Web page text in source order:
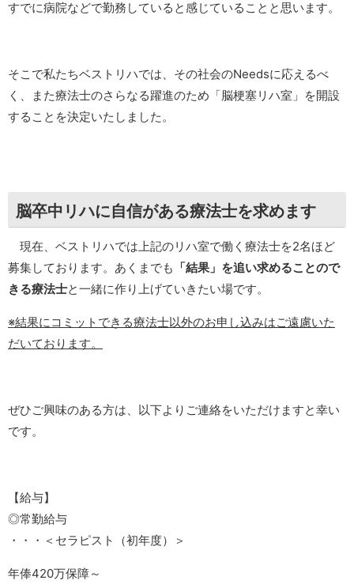
すでに病院などで勤務していると感じていることと思います。
そこで私たちベストリハでは、その社会のNeedsに応えるべ
く、また療法士のさらなる躍進のため「脳梗塞リハ室」を開設
することを決定いたしました。
脳卒中リハに自信がある療法士を求めます
現在、ベストリハでは上記のリハ室で働く療法士を2名ほど
募集しております。あくまでも 「結果」を追い求めることので
きる療法士と一緒に作り上げていきたい場です。
※結果にコミットできる療法士以外のお申し込みはご遠慮いた
だいております。
ぜひご興味のある方は、以下よりご連絡をいただけますと幸い
です。
【給与】
◎常勤給与
・・・＜セラピスト（初年度）＞
年俸420万保障～